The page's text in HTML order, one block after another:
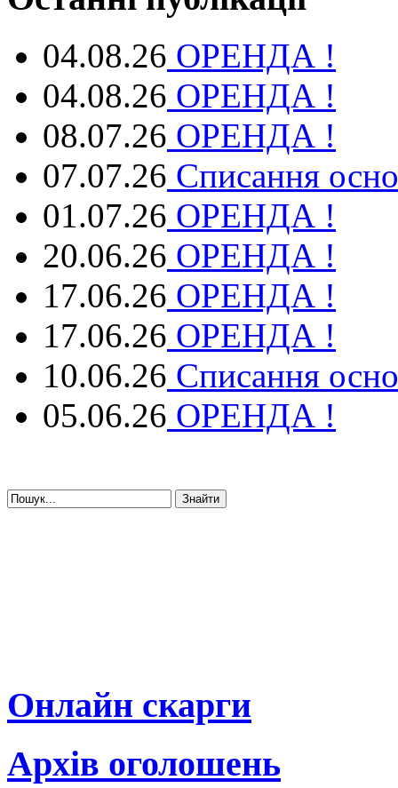
04.08.26 ОРЕНДА !
04.08.26 ОРЕНДА !
08.07.26 ОРЕНДА !
07.07.26 Списання
01.07.26 ОРЕНДА !
20.06.26 ОРЕНДА !
17.06.26 ОРЕНДА !
17.06.26 ОРЕНДА !
10.06.26 Списання
05.06.26 ОРЕНДА !
Онлайн скарги
Архів оголошень